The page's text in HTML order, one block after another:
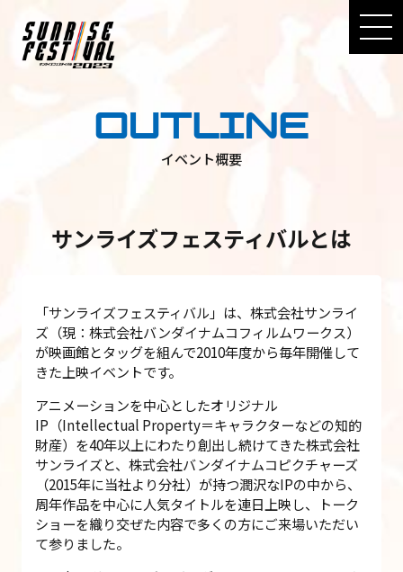
OUTLINE
イベント概要
サンライズフェスティバルとは
「サンライズフェスティバル」は、株式会社サンライ
ズ（現：株式会社バンダイナムコフィルムワークス）
が映画館とタッグを組んで2010年度から毎年開催して
きた上映イベントです。
アニメーションを中心としたオリジナル
IP（Intellectual Property＝キャラクターなどの知的
財産）を40年以上にわたり創出し続けてきた株式会社
サンライズと、株式会社バンダイナムコピクチャーズ
（2015年に当社より分社）が持つ潤沢なIPの中から、
周年作品を中心に人気タイトルを連日上映し、トーク
ショーを織り交ぜた内容で多くの方にご来場いただい
て参りました。